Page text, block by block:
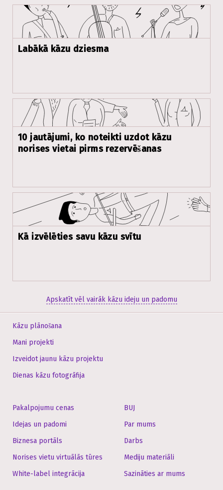
Labākā kāzu dziesma
10 jautājumi, ko noteikti uzdot kāzu
norises vietai pirms rezervēšanas
Kā izvēlēties savu kāzu svītu
Apskatīt vēl vairāk kāzu ideju un padomu
Kāzu plānošana
Mani projekti
Izveidot jaunu kāzu projektu
Dienas kāzu fotogrāfija
Pakalpojumu cenas
Idejas un padomi
Biznesa portāls
Norises vietu virtuālās tūres
White-label integrācija
BUJ
Par mums
Darbs
Mediju materiāli
Sazināties ar mums